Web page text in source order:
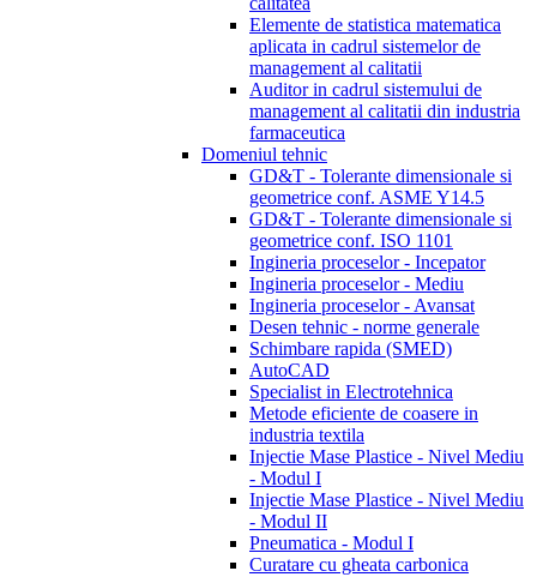
Elemente de statistica matematica
aplicata in cadrul sistemelor de
management al calitatii
Auditor in cadrul sistemului de
management al calitatii din industria
farmaceutica
Domeniul tehnic
GD&T - Tolerante dimensionale si
geometrice conf. ASME Y14.5
GD&T - Tolerante dimensionale si
geometrice conf. ISO 1101
Ingineria proceselor - Incepator
Ingineria proceselor - Mediu
Ingineria proceselor - Avansat
Desen tehnic - norme generale
Schimbare rapida (SMED)
AutoCAD
Specialist in Electrotehnica
Metode eficiente de coasere in
industria textila
Injectie Mase Plastice - Nivel Mediu
- Modul I
Injectie Mase Plastice - Nivel Mediu
- Modul II
Pneumatica - Modul I
Curatare cu gheata carbonica